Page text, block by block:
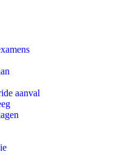
aanval